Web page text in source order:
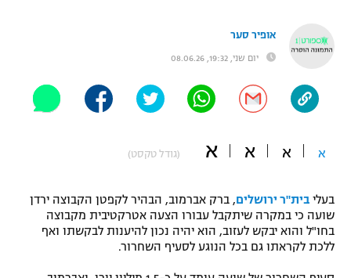
"מחצית בשכונה" – פודקאסט
משתתפים וזוכים בפרסים
תקנון משתתפים וזוכים בפרסים
תקנון עבור פעילות אלקטרה
תקנון עבור פעילות ספורט 1 – "מרלן"
גיימינג E-Sports
היאבקות WWE
ספורט מוטורי
כדורמים
בייסבול MLB
אופיר סער
יום שני, 19:32, 08.06.26
א א א א (גודל טקסט)
בעלי בית"ר ירושלים, ברק אברמוב, הבהיר לקפטן הקבוצה ירדן
שועה כי במקרה שיתקבל עבורו הצעה אטרקטיבית מקבוצה
בחו"ל והוא יבקש לעזוב, הוא יהיה נכון להיענות לבקשתו ואף
ללכת לקראתו גם בכל הנוגע לסעיף השחרור.